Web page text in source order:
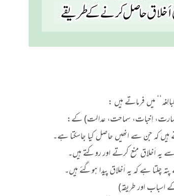
میں فرماتے ہیں :
(طہارت، اِخبات، سماحت، عدالت) کے:
کہ جن سے انھیں حاصل کیا جاسکتا ہے۔
یہ اَخلاق منع کرتے اور روکتے ہیں۔
ہے کہ یہ اَخلاق پیدا ہوگئے ہیں۔